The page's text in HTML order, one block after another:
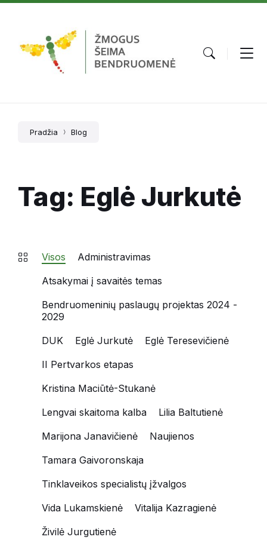
Skip
Skip
Skip
Pradžia Blog
Tag: Eglė Jurkutė
Visos
Administravimas
Atsakymai į savaitės temas
Bendruomeninių paslaugų projektas 2024 -
2029
DUK
Eglė Jurkutė
Eglė Teresevičienė
II Pertvarkos etapas
Kristina Maciūtė-Stukanė
Lengvai skaitoma kalba
Lilia Baltutienė
Marijona Janavičienė
Naujienos
Tamara Gaivoronskaja
Tinklaveikos specialistų įžvalgos
Vida Lukamskienė
Vitalija Kazragienė
Živilė Jurgutienė